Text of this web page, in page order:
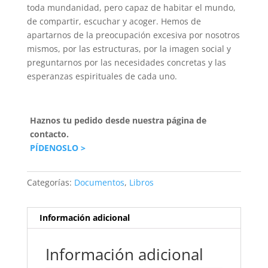
toda mundanidad, pero capaz de habitar el mundo,
de compartir, escuchar y acoger. Hemos de
apartarnos de la preocupación excesiva por nosotros
mismos, por las estructuras, por la imagen social y
preguntarnos por las necesidades concretas y las
esperanzas espirituales de cada uno.
Haznos tu pedido desde nuestra página de
contacto.
PÍDENOSLO >
Categorías: Documentos, Libros
Información adicional
Información adicional